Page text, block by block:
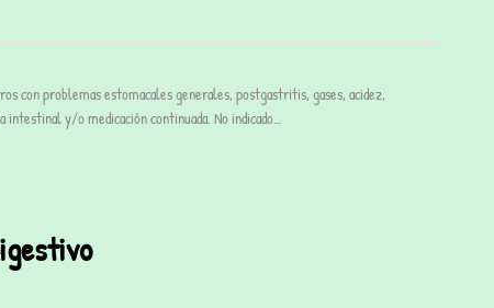
con problemas estomacales generales, postgastritis, gases, acidez,
intestinal y/o medicación continuada. No indicado…